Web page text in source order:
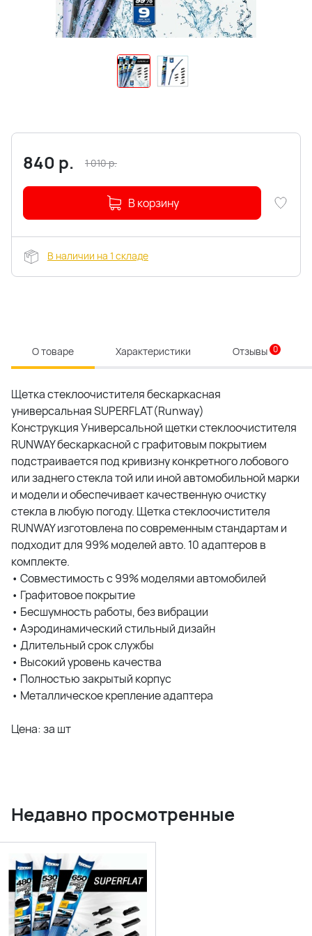
840 р. 1 010р.
В корзину
В наличии на 1 складе
О товаре Характеристики Отзывы 0
Щетка стеклоочистителя бескаркасная
универсальная SUPERFLAT(Runway)
Конструкция Универсальной щетки стеклоочистителя
RUNWAY бескаркасной с графитовым покрытием
подстраивается под кривизну конкретного лобового
или заднего стекла той или иной автомобильной марки
и модели и обеспечивает качественную очистку
стекла в любую погоду. Щетка стеклоочистителя
RUNWAY изготовлена по современным стандартам и
подходит для 99% моделей авто. 10 адаптеров в
комплекте.
• Совместимость с 99% моделями автомобилей
• Графитовое покрытие
• Бесшумность работы, без вибрации
• Аэродинамический стильный дизайн
• Длительный срок службы
• Высокий уровень качества
• Полностью закрытый корпус
• Металлическое крепление адаптера
Цена: за шт
Недавно просмотренные